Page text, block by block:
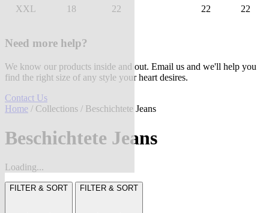
XXL 18 22 22 22
Need more help?
We know our products inside and out. Email us and we'll help you
find the right size of any style your heart desires.
Contact Us
Home / Collections / Beschichtete Jeans
Beschichtete Jeans
Loading...
FILTER & SORT FILTER & SORT